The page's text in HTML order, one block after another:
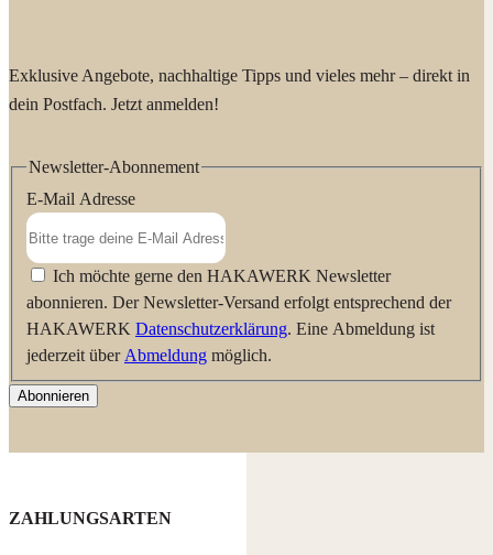
Exklusive Angebote, nachhaltige Tipps und vieles mehr – direkt in
dein Postfach. Jetzt anmelden!
Newsletter-Abonnement
E-Mail Adresse
Ich möchte gerne den HAKAWERK Newsletter
abonnieren. Der Newsletter-Versand erfolgt entsprechend der
HAKAWERK Datenschutzerklärung. Eine Abmeldung ist
jederzeit über Abmeldung möglich.
Abonnieren
ZAHLUNGSARTEN